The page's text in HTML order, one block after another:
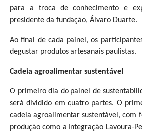
para a troca de conhecimento e
presidente da fundação, Álvaro Duarte.
Ao final de cada painel, os
degustar produtos artesanais paulistas.
Cadeia agroalimentar sustentável
O primeiro dia do painel de
será dividido em quatro partes. O
cadeia agroalimentar sustentável, com
produção como a Integração Lavoura-